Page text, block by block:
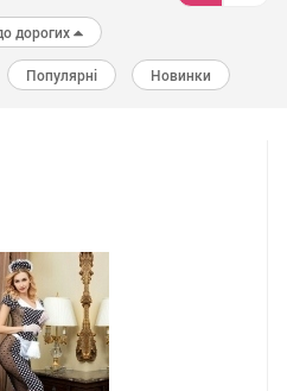
дорогих
Популярні Новинки